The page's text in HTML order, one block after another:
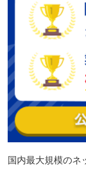
国内最大規模のネ